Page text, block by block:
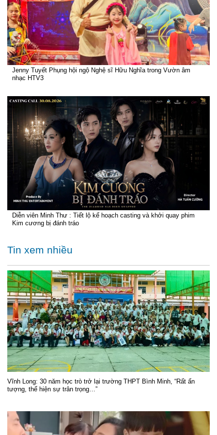
Jenny Tuyết Phụng hội ngộ Nghệ sĩ Hữu Nghĩa trong Vườn âm
nhạc HTV3
Diễn viên Minh Thư : Tiết lộ kế hoạch casting và khởi quay phim
Kim cương bị đánh tráo
Tin xem nhiều
Vĩnh Long: 30 năm học trò trở lại trường THPT Bình Minh, “Rất ấn
tượng, thể hiện sự trân trọng…”